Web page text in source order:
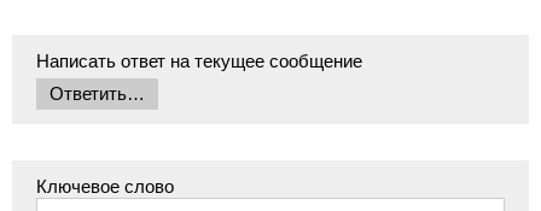
Написать ответ на текущее сообщение
Ключевое слово